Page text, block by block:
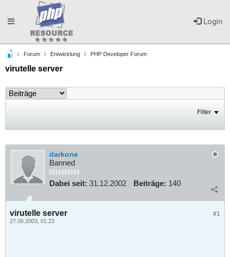
Login
Toggle
navigation
Forum Entwicklung PHP Developer Forum
virutelle server
Filter
darkone
Banned
Dabei seit: 31.12.2002 Beiträge: 140
#1
virutelle server
27.06.2003, 01:23